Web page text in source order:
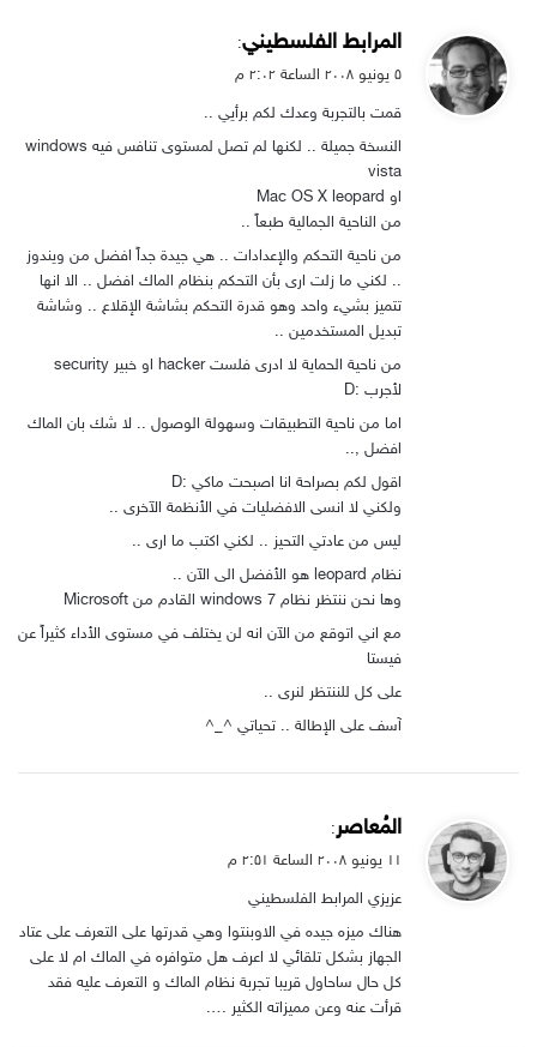
ي
ل
المرابط الفلسطيني:
۵ يونيو ۲۰۰۸ الساعة ۲:۰۲ م
قمت بالتجربة وعدك لكم برأيي ..
النسخة جميلة .. لكنها لم تصل لمستوى تنافس فيه windows
vista
او Mac OS X leopard
من الناحية الجمالية طبعاً ..
من ناحية التحكم والإعدادات .. هي جيدة جداً افضل من ويندوز
.. لكني ما زلت ارى بأن التحكم بنظام الماك افضل .. الا انها
تتميز بشيء واحد وهو قدرة التحكم بشاشة الإقلاع .. وشاشة
تبديل المستخدمين ..
من ناحية الحماية لا ادرى فلست hacker او خبير security
لأجرب :D
اما من ناحية التطبيقات وسهولة الوصول .. لا شك بان الماك
افضل ,..
اقول لكم بصراحة انا اصبحت ماكي :D
ولكني لا انسى الافضليات في الأنظمة الآخرى ..
ليس من عادتي التحيز .. لكني اكتب ما ارى ..
نظام leopard هو الأفضل الى الآن ..
وها نحن ننتظر نظام windows 7 القادم من Microsoft
مع اني اتوقع من الآن انه لن يختلف في مستوى الأداء كثيراً عن
فيستا
على كل للننتظر لنرى ..
آسف على الإطالة .. تحياتي ^_^
ي
ل
المُعاصر:
۱۱ يونيو ۲۰۰۸ الساعة ۲:۵۱ م
عزيزي المرابط الفلسطيني
هناك ميزه جيده في الاوبنتوا وهي قدرتها على التعرف على عتاد
الجهاز بشكل تلقائي لا اعرف هل متوافره في الماك ام لا على
كل حال ساحاول قريبا تجربة نظام الماك و التعرف عليه فقد
قرأت عنه وعن مميزاته الكثير ….